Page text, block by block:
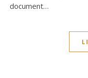
document…